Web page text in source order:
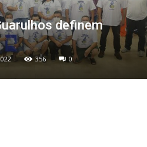
definem
356 0